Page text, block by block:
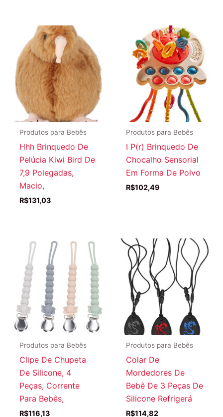
Produtos para Bebês
Hhh Brinquedo De
Pelúcia Kiwi Bird De
7,9 Polegadas,
Macio,
R$131,03
Produtos para Bebês
I P(r) Brinquedo De
Chocalho Sensorial
Em Forma De Polvo
R$102,49
Produtos para Bebês
Clipe De Chupeta
De Silicone, 4
Peças, Corrente
Para Bebês,
R$116,13
Produtos para Bebês
Colar De
Mordedores De
Bebê De 3 Peças De
Silicone Refrigerá
R$114,82